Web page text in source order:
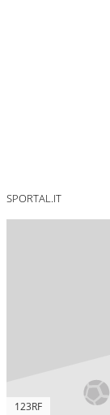
SPORTAL.IT
123RF